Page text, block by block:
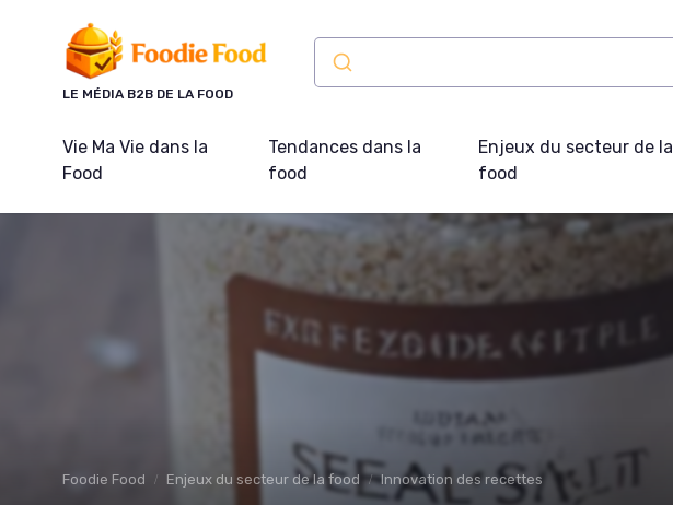
LE MÉDIA B2B DE LA FOOD
Vie Ma Vie dans la
Food
Tendances dans la
food
Enjeux du secteur de la
food
Foodie Food Enjeux du secteur de la food Innovation des recettes